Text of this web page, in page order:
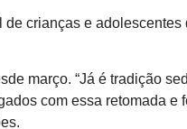
crianças e
março. “Já é tradição
com essa retomada